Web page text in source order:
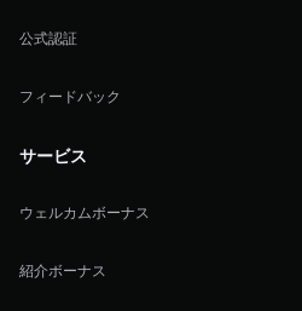
公式認証
フィードバック
サービス
ウェルカムボーナス
紹介ボーナス